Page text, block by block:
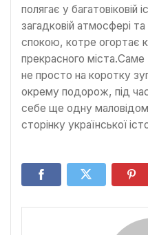
полягає у багатовіковій
загадковій атмосфері
спокою, котре огортає
прекрасного міста.Саме
не просто на коротку
окрему подорож, під
себе ще одну
сторінку української